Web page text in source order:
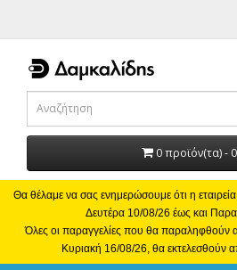
0 προϊόν(τα) -
Θα θέλαμε να σας ενημερώσουμε ότι η
Δευτέρα 10/08/26 έως και
Όλες οι παραγγελίες που θα παραληφθούν
Κυριακή 16/08/26, θα εκτελεσθούν